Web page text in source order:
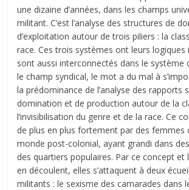
une dizaine d’années, dans les champs
militant. C’est l’analyse des structures de
d’exploitation autour de trois piliers : la
race. Ces trois systèmes ont leurs logiques
sont aussi interconnectés dans le système
le champ syndical, le mot a du mal à
la prédominance de l’analyse des rapports
domination et de production autour de la
l’invisibilisation du genre et de la race. Ce
de plus en plus fortement par des femmes
monde post-colonial, ayant grandi dans
des quartiers populaires. Par ce concept et
en découlent, elles s’attaquent à deux
militants : le sexisme des camarades dans